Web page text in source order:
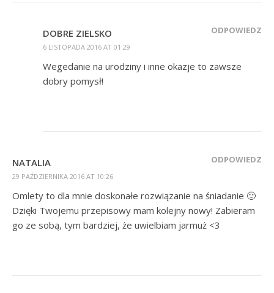
DOBRE ZIELSKO
6 LISTOPADA 2016 AT 01:29
ODPOWIEDZ
Wegedanie na urodziny i inne okazje to zawsze
dobry pomysł!
NATALIA
29 PAŹDZIERNIKA 2016 AT 10:26
ODPOWIEDZ
Omlety to dla mnie doskonałe rozwiązanie na śniadanie 🙂
Dzięki Twojemu przepisowy mam kolejny nowy! Zabieram
go ze sobą, tym bardziej, że uwielbiam jarmuż <3